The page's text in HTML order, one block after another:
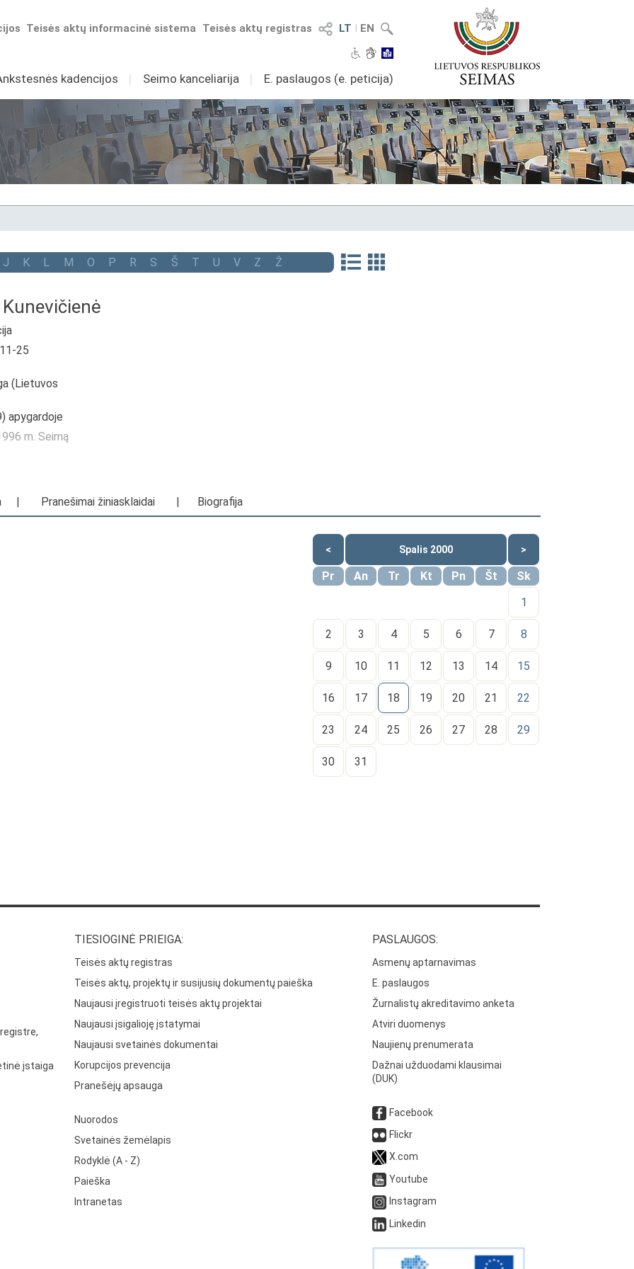
LT I EN
Teisės aktų registras
Teisės aktų informacinė sistema
kadencijos I Seimo kanceliarija I E. paslaugos (e. peticija)
J K L M O P R S Š T U V Z Ž
Kunevičienė
25
(Lietuvos
apygardoje
m. Seimą
Pranešimai žiniasklaidai Biografija
< Spalis 2000 >
Pr An Tr Kt Pn Št
Sk
1
2 3 4 5 6 7 8
9 10 11 12 13 14 15
16 17 18 19 20 21 22
23 24 25 26 27 28 29
30 31
įstaiga
TIESIOGINĖ PRIEIGA:
Teisės aktų registras
Teisės aktų, projektų ir susijusių dokumentų paieška
Naujausi įregistruoti teisės aktų projektai
Naujausi įsigalioję įstatymai
Naujausi svetainės dokumentai
Korupcijos prevencija
Pranešėjų apsauga
Nuorodos
Svetainės žemėlapis
Rodyklė (A - Z)
Paieška
Intranetas
PASLAUGOS:
Asmenų aptarnavimas
E. paslaugos
Žurnalistų akreditavimo anketa
Atviri duomenys
Naujienų prenumerata
Dažnai užduodami klausimai
(DUK)
Facebook
Flickr
X.com
Youtube
Instagram
Linkedin